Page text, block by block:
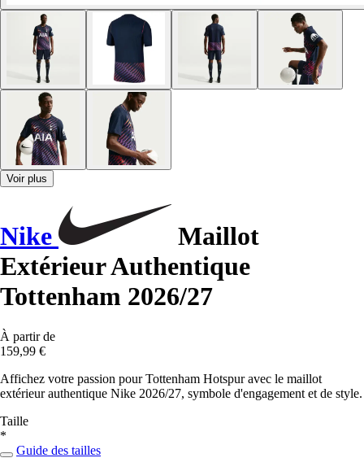
Voir plus
Nike
Maillot
Extérieur Authentique
Tottenham 2026/27
À partir de
159,99 €
Affichez votre passion pour Tottenham Hotspur avec le maillot
extérieur authentique Nike 2026/27, symbole d'engagement et de style.
Taille
*
Guide des tailles